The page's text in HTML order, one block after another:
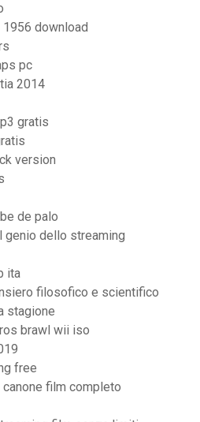
1956 download
pc
2014
gratis
version
de palo
genio dello streaming
ita
filosofico e scientifico
stagione
brawl wii iso
free
film completo